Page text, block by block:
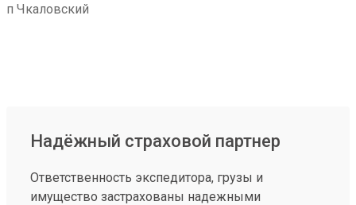
п Чкаловский
Надёжный страховой партнер
Ответственность экспедитора, грузы и
имущество застрахованы надежными